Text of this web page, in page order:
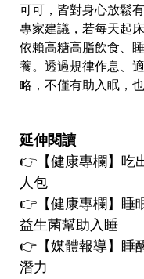
可可，皆對身心放鬆有
專家建議，若每天起
依賴高糖高脂飲食、
養。透過規律作息、
略，不僅有助入眠，
延伸閱讀
👉【健康專欄】 吃
人包
👉【健康專欄】 睡
益生菌幫助入睡
👉【媒體報導】 睡
潛力